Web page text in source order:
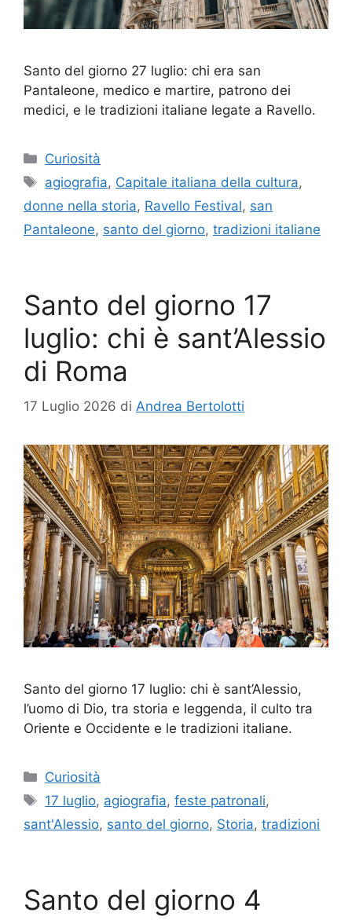
Santo del giorno 27 luglio: chi era san
Pantaleone, medico e martire, patrono dei
medici, e le tradizioni italiane legate a Ravello.
Categorie
Curiosità
Tag
agiografia, Capitale italiana della cultura,
donne nella storia, Ravello Festival, san
Pantaleone, santo del giorno, tradizioni italiane
Santo del giorno 17
luglio: chi è sant’Alessio
di Roma
17 Luglio 2026 di Andrea Bertolotti
Santo del giorno 17 luglio: chi è sant’Alessio,
l’uomo di Dio, tra storia e leggenda, il culto tra
Oriente e Occidente e le tradizioni italiane.
Categorie
Curiosità
Tag
17 luglio, agiografia,feste patronali,
sant'Alessio, santo del giorno, Storia, tradizioni
Santo del giorno 4